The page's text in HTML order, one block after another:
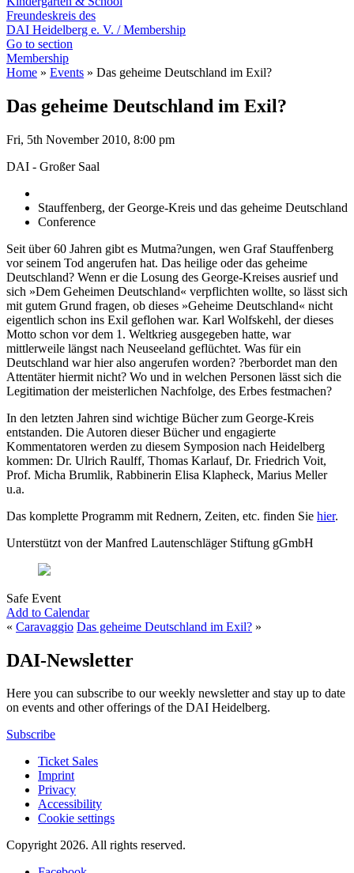
Freundeskreis des
DAI Heidelberg e. V. / Membership
Go to section
Membership
Home » Events » Das geheime Deutschland im Exil?
Das geheime Deutschland im Exil?
Fri, 5th November 2010, 8:00 pm
DAI - Großer Saal
Stauffenberg, der George-Kreis und das geheime Deutschland
Conference
Seit über 60 Jahren gibt es Mutma?ungen, wen Graf Stauffenberg
vor seinem Tod angerufen hat. Das heilige oder das geheime
Deutschland? Wenn er die Losung des George-Kreises ausrief und
sich »Dem Geheimen Deutschland« verpflichten wollte, so lässt sich
mit gutem Grund fragen, ob dieses »Geheime Deutschland« nicht
eigentlich schon ins Exil geflohen war. Karl Wolfskehl, der dieses
Motto schon vor dem 1. Weltkrieg ausgegeben hatte, war
mittlerweile längst nach Neuseeland geflüchtet. Was für ein
Deutschland war hier also angerufen worden? ?berbordet man den
Attentäter hiermit nicht? Wo und in welchen Personen lässt sich die
Legitimation der meisterlichen Nachfolge, des Erbes festmachen?
In den letzten Jahren sind wichtige Bücher zum George-Kreis
entstanden. Die Autoren dieser Bücher und engagierte
Kommentatoren werden zu diesem Symposion nach Heidelberg
kommen: Dr. Ulrich Raulff, Thomas Karlauf, Dr. Friedrich Voit,
Prof. Micha Brumlik, Rabbinerin Elisa Klapheck, Marius Meller
u.a.
Das komplette Programm mit Rednern, Zeiten, etc. finden Sie hier.
Unterstützt von der Manfred Lautenschläger Stiftung gGmbH
Safe Event
Add to Calendar
« Caravaggio Das geheime Deutschland im Exil? »
DAI-Newsletter
Here you can subscribe to our weekly newsletter and stay up to date
on events and other offerings of the DAI Heidelberg.
Subscribe
Ticket Sales
Imprint
Privacy
Accessibility
Cookie settings
Copyright 2026. All rights reserved.